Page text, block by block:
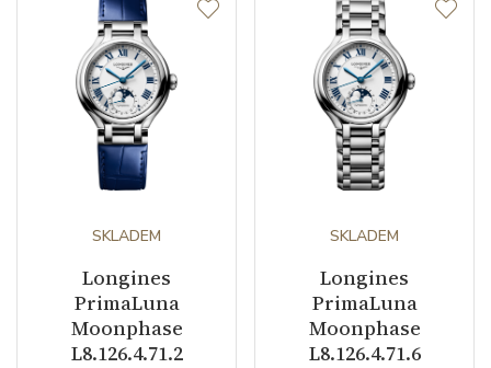
SKLADEM
Longines
PrimaLuna
Moonphase
L8.126.4.71.2
SKLADEM
Longines
PrimaLuna
Moonphase
L8.126.4.71.6